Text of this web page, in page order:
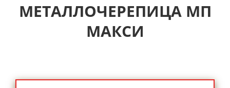
МЕТАЛЛОЧЕРЕПИЦА МП
МАКСИ